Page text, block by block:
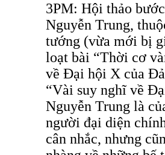
3PM: Hội thảo
Nguyễn Trung,
tướng (vừa mới bị
loạt bài “Thời cơ
về Đại hội X của
“Vài suy nghĩ về
Nguyễn Trung là
người đại diện
cân nhắc, nhưng